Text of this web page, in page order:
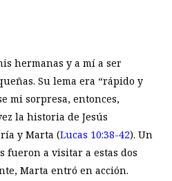
hermanas y a mí a ser
Su lema era “rápido y
mi sorpresa, entonces,
la historia de Jesús
y Marta (Lucas 10:38-42). Un
fueron a visitar a estas dos
Marta entró en acción.